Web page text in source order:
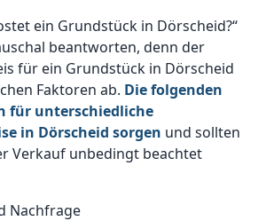
ein Grundstück in Dörscheid?“
beantworten, denn der
für ein Grundstück in Dörscheid
Faktoren ab. Die folgenden
für unterschiedliche
in Dörscheid sorgen und sollten
Verkauf unbedingt beachtet
Nachfrage